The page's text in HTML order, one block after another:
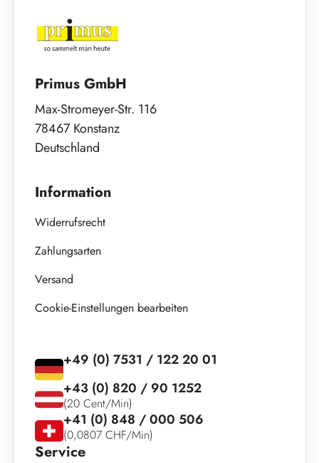
Primus GmbH
Max-Stromeyer-Str. 116
78467 Konstanz
Deutschland
Information
Widerrufsrecht
Zahlungsarten
Versand
Cookie-Einstellungen bearbeiten
Service
+49 (0) 7531 / 122 20 01
+43 (0) 820 / 90 1252
(20 Cent/Min)
+41 (0) 848 / 000 506
(0,0807 CHF/Min)